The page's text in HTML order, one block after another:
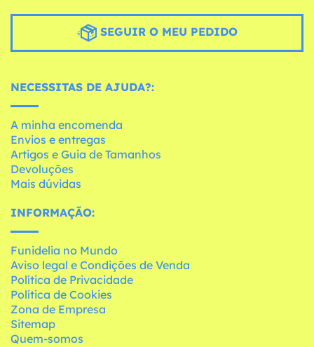
SEGUIR O MEU PEDIDO
NECESSITAS DE AJUDA?:
A minha encomenda
Envios e entregas
Artigos e Guia de Tamanhos
Devoluções
Mais dúvidas
INFORMAÇÃO:
Funidelia no Mundo
Aviso legal e Condições de Venda
Política de Privacidade
Política de Cookies
Zona de Empresa
Sitemap
Quem-somos